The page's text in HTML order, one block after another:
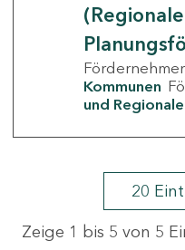
(Regionale
Kommunen
und
20
Zeige 1 bis 5 von 5